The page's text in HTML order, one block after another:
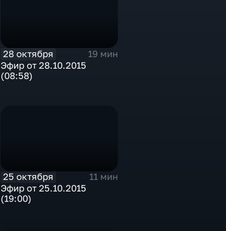
28 октября
19 мин
Эфир от 28.10.2015
(08:58)
25 октября
11 мин
Эфир от 25.10.2015
(19:00)